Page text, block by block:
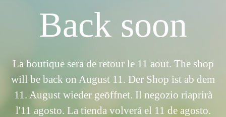
Back soon
La boutique sera de retour le 11 aout. The shop
will be back on August 11. Der Shop ist ab dem
11. August wieder geöffnet. Il negozio riaprirà
l'11 agosto. La tienda volverá el 11 de agosto.